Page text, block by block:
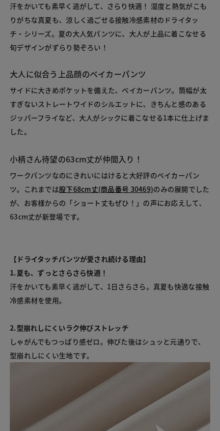
汗をかいても素早く逃がして、さらり快適！ 湿度と熱気がこも
りがちな真夏も、涼しく過ごせる接触冷感素材のドライタッ
チ・シリーズ。夏の大人気パンツに、大人が上品に着こなせる
旬デザインがずらり勢ぞろい！
大人に似合う上品顔のベイカーパンツ
サイドに大きめポケットを備えた、ベイカーパンツ。筒幅が太
すぎないストレートワイドのシルエットに、きちんと感のある
ジッパーフライなど、大人がシックに着こなせる1本に仕上げま
した。
小柄さん待望の63cm丈が仲間入り！
ワークパンツなのにきれいにはけると大好評のベイカーパン
ツ。これまでは股下68cm丈(商品番号 30469)のみの展開でした
が、お客様からの「ショート丈もぜひ！」の声にお応えして、
63cm丈が新登場です。
【ドライタッチパンツが愛され続ける理由】
1.夏も、ずっとさらさら快適！
汗をかいても素早く逃がして、1日さらさら。真夏も快適な接触
冷感素材を使用。
2.型崩れしにくいラク伸びストレッチ
しゃがんでもつっぱり感ゼロ。伸びた後はシュッと元通りで、
型崩れしにくい生地です。